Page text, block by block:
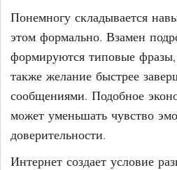
Понемногу складывается
этом формально. Взамен
формируются типовые
также желание быстрее
сообщениями. Подобное
может уменьшать чувство
доверительности.
Интернет создает условие